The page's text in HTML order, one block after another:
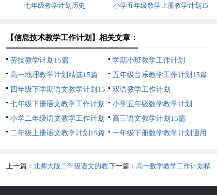
七年级教学计划历史
小学五年级数学上册教学计划15
【信息技术教学工作计划】相关文章：
劳技教学计划15篇
学期小班教学工作计划
高一地理教学计划精选15篇
五年级音乐教学工作计划15篇
四年级下学期语文教学计划15
篇
双语教学工作计划
七年级下册语文教学工作计划
11篇
小学五年级数学教学计划
小学二年级语文教学工作计划
15篇
高三语文教学计划15篇
二年级上册语文教学计划15篇
一年级下册数学教学计划通用
上一篇：北师大版二年级语文的教 下一篇： 高一数学教学工作计划精